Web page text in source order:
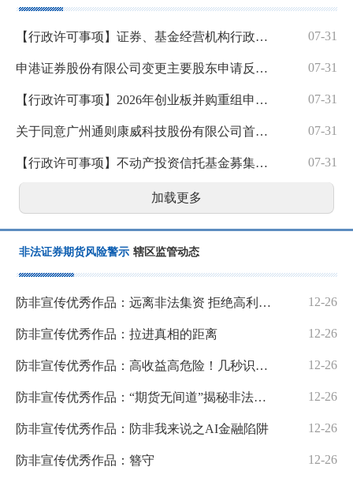
【行政许可事项】证券、基金经营机构行政许可申请受理及审核情况公示 07-31
申港证券股份有限公司变更主要股东申请反馈意见 07-31
【行政许可事项】2026年创业板并购重组申请注册企业基本情况公示 07-31
关于同意广州通则康威科技股份有限公司首次公开发行股票注册的批复 07-31
【行政许可事项】不动产投资信托基金募集申请行政许可受理及审核情况公示 07-31
加载更多
非法证券期货风险警示 辖区监管动态
防非宣传优秀作品：远离非法集资 拒绝高利诱惑 12-26
防非宣传优秀作品：拉进真相的距离 12-26
防非宣传优秀作品：高收益高危险！几秒识别投资骗局 12-26
防非宣传优秀作品：“期货无间道”揭秘非法经营期货的三大套路 12-26
防非宣传优秀作品：防非我来说之AI金融陷阱 12-26
防非宣传优秀作品：簪守 12-26